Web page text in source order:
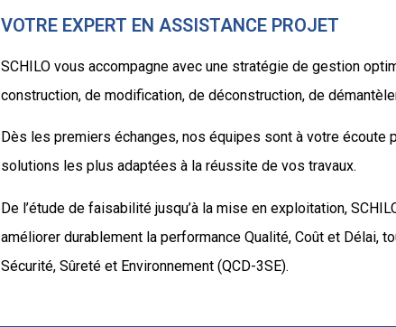
VOTRE EXPERT EN ASSISTANCE PROJET
SCHILO vous accompagne avec une stratégie de gestion
construction, de modification, de déconstruction, de
Dès les premiers échanges, nos équipes sont à votre écoute
solutions les plus adaptées à la réussite de vos travaux.
De l’étude de faisabilité jusqu’à la mise en exploitation,
améliorer durablement la performance Qualité, Coût et Délai,
Sécurité, Sûreté et Environnement (QCD-3SE).